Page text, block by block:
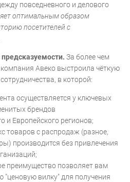
повседневного и делового
оптимальным образом
посетителей с
За более чем
Авеко выстроила чёткую
в которой:
осуществляется у ключевых
брендов
и Европейского регионов;
товаров с распродаж (разное,
производится без привлечения
преимущество позволяет вам
вилку" для получения